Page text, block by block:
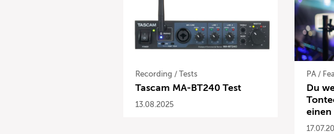
Recording / Tests
Tascam MA-BT240 Test
13.08.2025
PA /
Du
einen